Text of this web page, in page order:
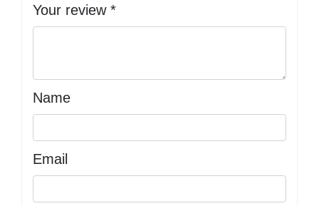
Your review *
Name
Email